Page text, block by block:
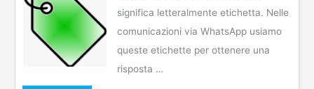
significa letteralmente etichetta. Nelle
comunicazioni via WhatsApp usiamo
queste etichette per ottenere una
risposta …